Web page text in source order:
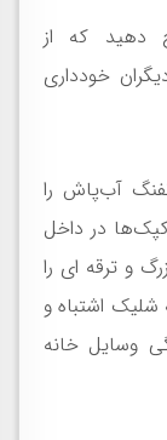
دهید که از
خودداری
آب‌پاش را
در داخل
و ترقه ای را
شلیک اشتباه و
وسایل خانه